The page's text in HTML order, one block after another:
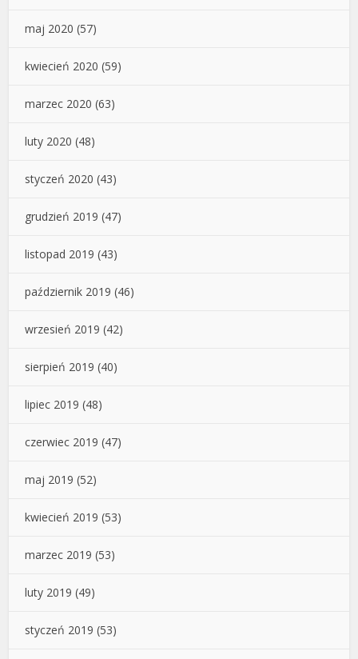
maj 2020 (57)
kwiecień 2020 (59)
marzec 2020 (63)
luty 2020 (48)
styczeń 2020 (43)
grudzień 2019 (47)
listopad 2019 (43)
październik 2019 (46)
wrzesień 2019 (42)
sierpień 2019 (40)
lipiec 2019 (48)
czerwiec 2019 (47)
maj 2019 (52)
kwiecień 2019 (53)
marzec 2019 (53)
luty 2019 (49)
styczeń 2019 (53)